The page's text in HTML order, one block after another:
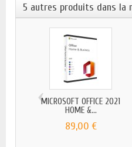
5 autres produits dans la
MICROSOFT OFFICE 2021
HOME &...
89,00 €
‹